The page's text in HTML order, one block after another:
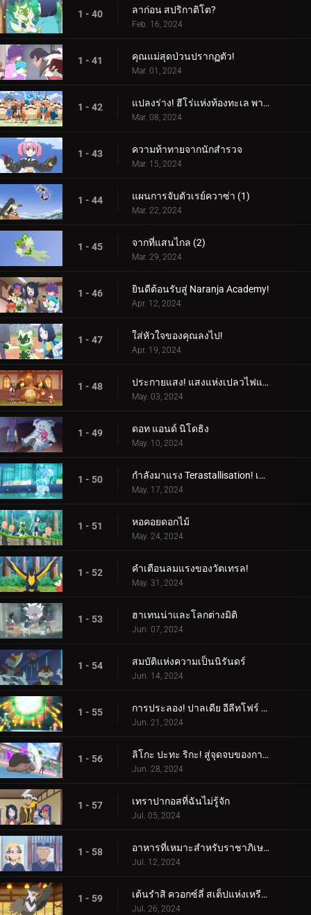
1 - 40 ลาก่อน สปริกาติโต?
Feb. 16, 2024
1 - 41 คุณแม่สุดป่วนปรากฏตัว!
Mar. 01, 2024
1 - 42 แปลงร่าง! ฮีโร่แห่งท้องทะเล พาลาฟิน
Mar. 08, 2024
1 - 43 ความท้าทายจากนักสำรวจ
Mar. 15, 2024
1 - 44 แผนการจับตัวเรย์ควาซ่า (1)
Mar. 22, 2024
1 - 45 จากที่แสนไกล (2)
Mar. 29, 2024
1 - 46 ยินดีต้อนรับสู่ Naranja Academy!
Apr. 12, 2024
1 - 47 ใส่หัวใจของคุณลงไป!
Apr. 19, 2024
1 - 48 ประกายแสง! แสงแห่งเปลวไฟและศิลปะ!
May. 03, 2024
1 - 49 ดอท แอนด์ นิโดธิง
May. 10, 2024
1 - 50 กำลังมาแรง Terastallisation! เต้น เต้น Quaxly!
May. 17, 2024
1 - 51 หอคอยดอกไม้
May. 24, 2024
1 - 52 คำเตือนลมแรงของวัตเทรล!
May. 31, 2024
1 - 53 ฮาเทนน่าและโลกต่างมิติ
Jun. 07, 2024
1 - 54 สมบัติแห่งความเป็นนิรันดร์
Jun. 14, 2024
1 - 55 การประลอง! ปาลเดีย อีลีทโฟร์ (1)
Jun. 21, 2024
1 - 56 ลิโกะ ปะทะ ริกะ! สู่จุดจบของการต่อสู้ (2)
Jun. 28, 2024
1 - 57 เทราปากอสที่ฉันไม่รู้จัก
Jul. 05, 2024
1 - 58 อาหารที่เหมาะสำหรับราชาภิเษก!
Jul. 12, 2024
1 - 59 เต้นรำสิ ควอกซ์ลี่ สเต็ปแห่งเหรียญสีน้ำเงิน!
Jul. 26, 2024